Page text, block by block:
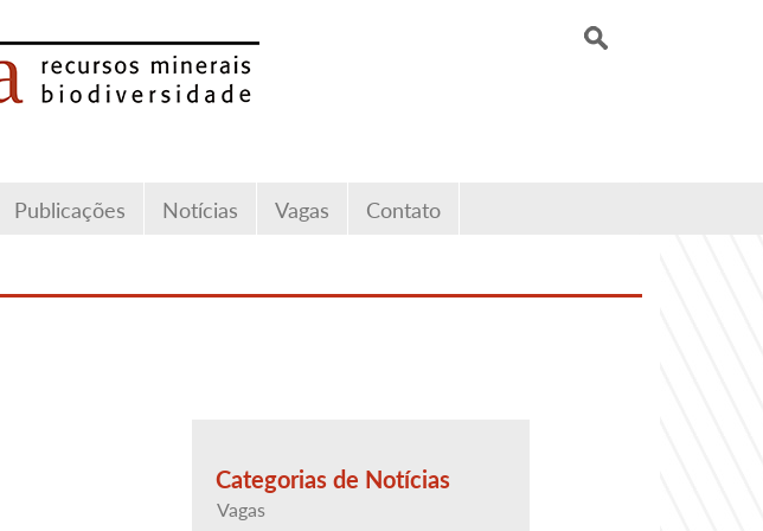
Publicações Notícias Vagas Contato
Categorias de Notícias
Vagas